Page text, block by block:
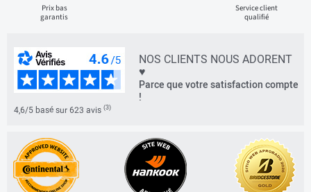
Prix bas
garantis
Service client
qualifié
NOS CLIENTS NOUS ADORENT
♥
Parce que votre satisfaction compte
!
4,6/5 basé sur 623 avis (3)